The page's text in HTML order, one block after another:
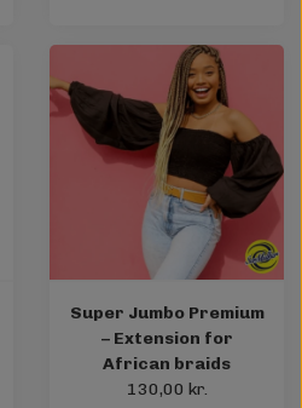
Super Jumbo Premium
– Extension for
African braids
130,00 kr.